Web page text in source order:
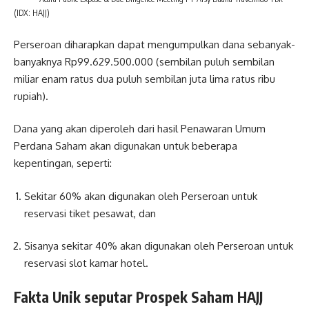
(IDX: HAJJ)
Perseroan diharapkan dapat mengumpulkan dana sebanyak-
banyaknya Rp99.629.500.000 (sembilan puluh sembilan
miliar enam ratus dua puluh sembilan juta lima ratus ribu
rupiah).
Dana yang akan diperoleh dari hasil Penawaran Umum
Perdana Saham akan digunakan untuk beberapa
kepentingan, seperti:
Sekitar 60% akan digunakan oleh Perseroan untuk
reservasi tiket pesawat, dan
Sisanya sekitar 40% akan digunakan oleh Perseroan untuk
reservasi slot kamar hotel.
Fakta Unik seputar Prospek Saham HAJJ